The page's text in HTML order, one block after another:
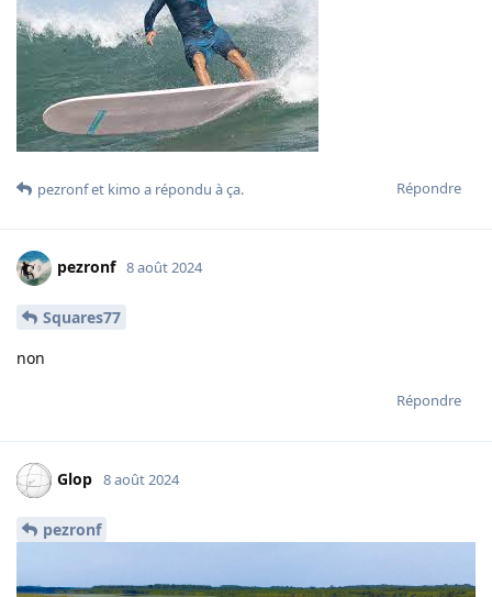
Répondre
pezronfet kimo a répondu à ça.
pezronf 8 août 2024
Squares77
non
Répondre
Glop 8 août 2024
pezronf